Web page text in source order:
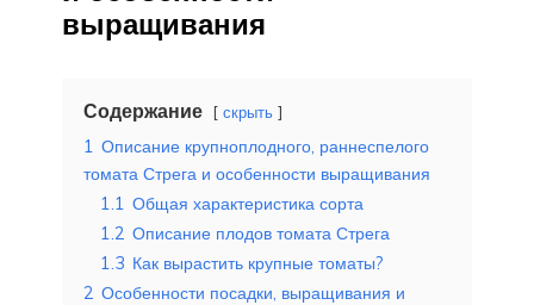
выращивания
Содержание скрыть
1 Описание крупноплодного, раннеспелого
томата Стрега и особенности выращивания
1.1 Общая характеристика сорта
1.2 Описание плодов томата Стрега
1.3 Как вырастить крупные томаты?
2 Особенности посадки, выращивания и